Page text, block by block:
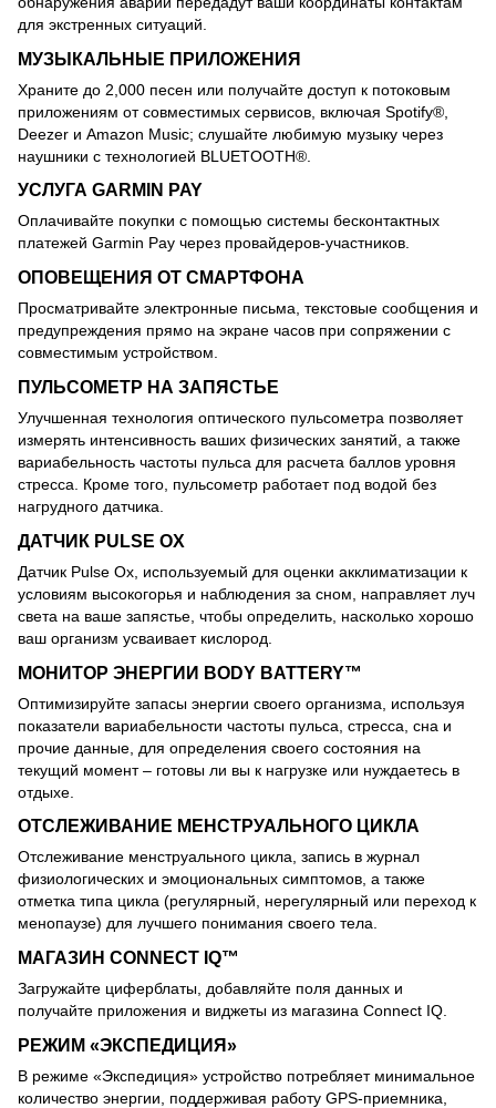
для экстренных ситуаций.
МУЗЫКАЛЬНЫЕ ПРИЛОЖЕНИЯ
Храните до 2,000 песен или получайте доступ к потоковым
приложениям от совместимых сервисов, включая Spotify®,
Deezer и Amazon Music; слушайте любимую музыку через
наушники с технологией BLUETOOTH®.
УСЛУГА GARMIN PAY
Оплачивайте покупки с помощью системы бесконтактных
платежей Garmin Pay через провайдеров-участников.
ОПОВЕЩЕНИЯ ОТ СМАРТФОНА
Просматривайте электронные письма, текстовые сообщения и
предупреждения прямо на экране часов при сопряжении с
совместимым устройством.
ПУЛЬСОМЕТР НА ЗАПЯСТЬЕ
Улучшенная технология оптического пульсометра позволяет
измерять интенсивность ваших физических занятий, а также
вариабельность частоты пульса для расчета баллов уровня
стресса. Кроме того, пульсометр работает под водой без
нагрудного датчика.
ДАТЧИК PULSE OX
Датчик Pulse Ox, используемый для оценки акклиматизации к
условиям высокогорья и наблюдения за сном, направляет луч
света на ваше запястье, чтобы определить, насколько хорошо
ваш организм усваивает кислород.
МОНИТОР ЭНЕРГИИ BODY BATTERY™
Оптимизируйте запасы энергии своего организма, используя
показатели вариабельности частоты пульса, стресса, сна и
прочие данные, для определения своего состояния на
текущий момент – готовы ли вы к нагрузке или нуждаетесь в
отдыхе.
ОТСЛЕЖИВАНИЕ МЕНСТРУАЛЬНОГО ЦИКЛА
Отслеживание менструального цикла, запись в журнал
физиологических и эмоциональных симптомов, а также
отметка типа цикла (регулярный, нерегулярный или переход к
менопаузе) для лучшего понимания своего тела.
МАГАЗИН CONNECT IQ™
Загружайте циферблаты, добавляйте поля данных и
получайте приложения и виджеты из магазина Connect IQ.
РЕЖИМ «ЭКСПЕДИЦИЯ»
В режиме «Экспедиция» устройство потребляет минимальное
количество энергии, поддерживая работу GPS-приемника,